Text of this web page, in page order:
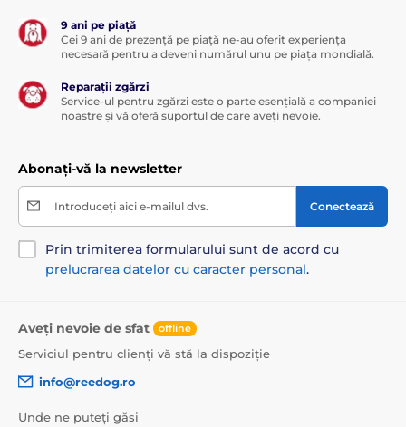
9 ani pe piață
Cei 9 ani de prezență pe piață ne-au oferit experiența
necesară pentru a deveni numărul unu pe piața mondială.
Reparații zgărzi
Service-ul pentru zgărzi este o parte esențială a companiei
noastre și vă oferă suportul de care aveți nevoie.
Abonați-vă la newsletter
Introduceți aici e-mailul dvs. Conectează
Prin trimiterea formularului sunt de acord cu
prelucrarea datelor cu caracter personal.
Aveți nevoie de sfat offline
Serviciul pentru clienți vă stă la dispoziție
info@reedog.ro
Unde ne puteți găsi